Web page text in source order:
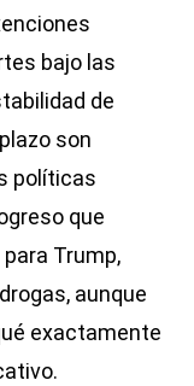
bajo las
de
son
políticas
que
Trump,
aunque
exactamente